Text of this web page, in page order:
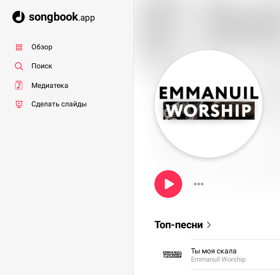
songbook.app
Обзор
Поиск
Медиатека
Сделать слайды
Топ-песни
Ты моя скала
Emmanuil Worship